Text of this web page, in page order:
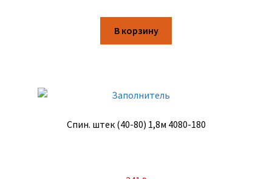
В корзину
Спин. штек (40-80) 1,8м 4080-180